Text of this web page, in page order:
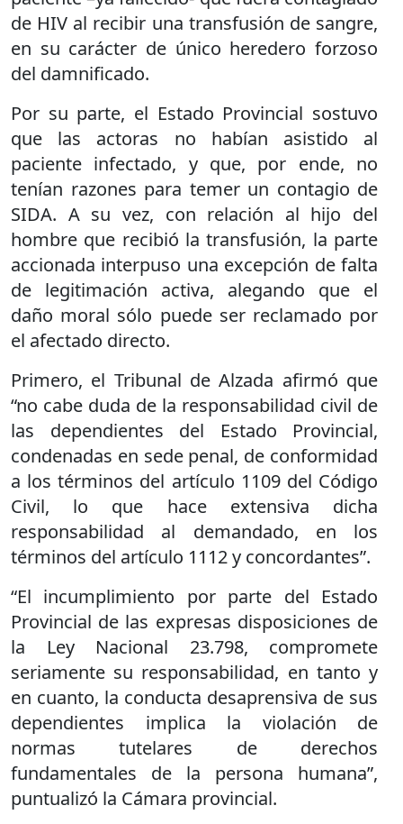
de HIV al recibir una transfusión de sangre,
en su carácter de único heredero forzoso
del damnificado.
Por su parte, el Estado Provincial sostuvo
que las actoras no habían asistido al
paciente infectado, y que, por ende, no
tenían razones para temer un contagio de
SIDA. A su vez, con relación al hijo del
hombre que recibió la transfusión, la parte
accionada interpuso una excepción de falta
de legitimación activa, alegando que el
daño moral sólo puede ser reclamado por
el afectado directo.
Primero, el Tribunal de Alzada afirmó que
“no cabe duda de la responsabilidad civil de
las dependientes del Estado Provincial,
condenadas en sede penal, de conformidad
a los términos del artículo 1109 del Código
Civil, lo que hace extensiva dicha
responsabilidad al demandado, en los
términos del artículo 1112 y concordantes”.
“El incumplimiento por parte del Estado
Provincial de las expresas disposiciones de
la Ley Nacional 23.798, compromete
seriamente su responsabilidad, en tanto y
en cuanto, la conducta desaprensiva de sus
dependientes implica la violación de
normas tutelares de derechos
fundamentales de la persona humana”,
puntualizó la Cámara provincial.